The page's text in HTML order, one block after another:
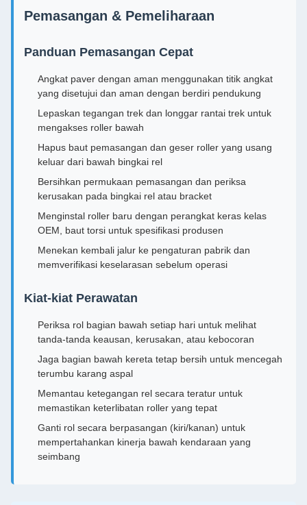
Pemasangan & Pemeliharaan
Panduan Pemasangan Cepat
Angkat paver dengan aman menggunakan titik angkat
yang disetujui dan aman dengan berdiri pendukung
Lepaskan tegangan trek dan longgar rantai trek untuk
mengakses roller bawah
Hapus baut pemasangan dan geser roller yang usang
keluar dari bawah bingkai rel
Bersihkan permukaan pemasangan dan periksa
kerusakan pada bingkai rel atau bracket
Menginstal roller baru dengan perangkat keras kelas
OEM, baut torsi untuk spesifikasi produsen
Menekan kembali jalur ke pengaturan pabrik dan
memverifikasi keselarasan sebelum operasi
Kiat-kiat Perawatan
Periksa rol bagian bawah setiap hari untuk melihat
tanda-tanda keausan, kerusakan, atau kebocoran
Jaga bagian bawah kereta tetap bersih untuk mencegah
terumbu karang aspal
Memantau ketegangan rel secara teratur untuk
memastikan keterlibatan roller yang tepat
Ganti rol secara berpasangan (kiri/kanan) untuk
mempertahankan kinerja bawah kendaraan yang
seimbang